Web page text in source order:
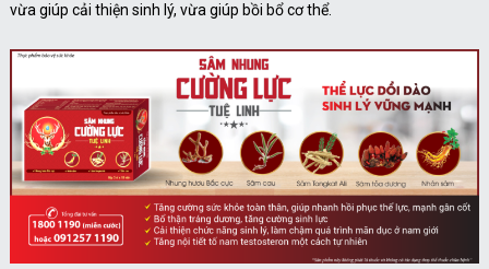
vừa giúp cải thiện sinh lý, vừa giúp bồi bổ cơ thể.